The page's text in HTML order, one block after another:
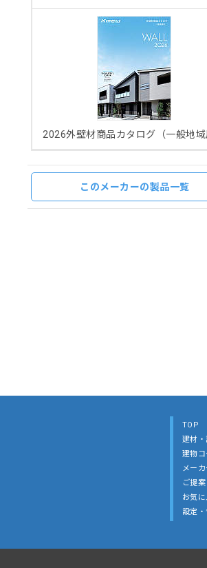
2026外壁材商品カタログ（一般地域
このメーカーの製品一覧
TOP
建材
建物コ
メー
ご提案
お気に
設定